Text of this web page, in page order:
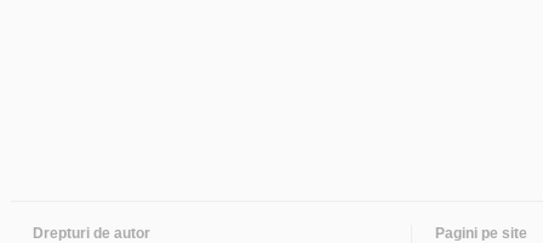
Drepturi de autor Pagini pe site